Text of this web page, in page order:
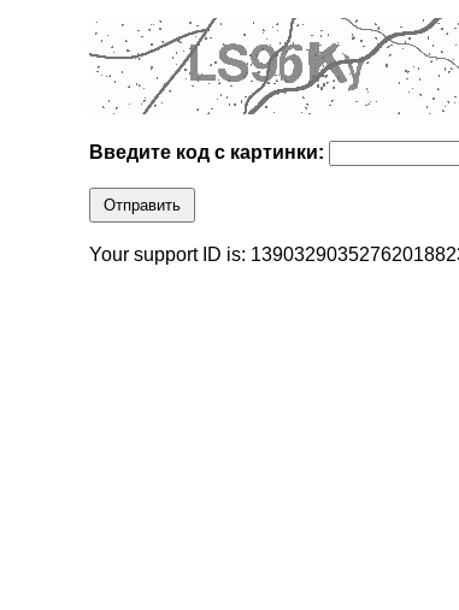
Введите код с картинки:
Отправить
Your support ID is: